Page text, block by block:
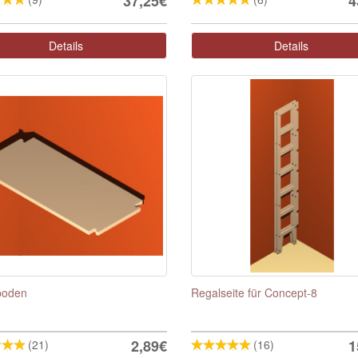
Details Details
(21) 2,89€
Regalseite für Concept-8
(16)